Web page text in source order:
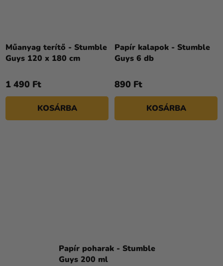
Műanyag terítő - Stumble
Guys 120 x 180 cm
1 490 Ft
KOSÁRBA
Papír kalapok - Stumble
Guys 6 db
890 Ft
KOSÁRBA
Papír poharak - Stumble
Guys 200 ml